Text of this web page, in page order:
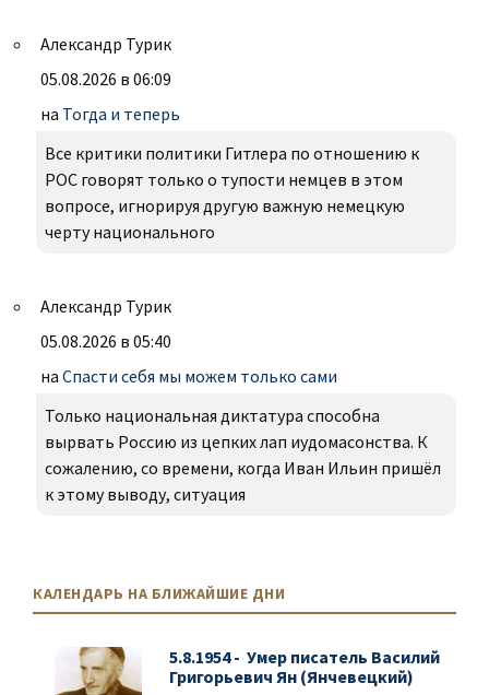
Александр Турик
05.08.2026 в 06:09
на Тогда и теперь
Все критики политики Гитлера по отношению к
РОС говорят только о тупости немцев в этом
вопросе, игнорируя другую важную немецкую
черту национального
Александр Турик
05.08.2026 в 05:40
на Спасти себя мы можем только сами
Только национальная диктатура способна
вырвать Россию из цепких лап иудомасонства. К
сожалению, со времени, когда Иван Ильин пришёл
к этому выводу, ситуация
КАЛЕНДАРЬ НА БЛИЖАЙШИЕ ДНИ
5.8.1954 - Умер писатель Василий
Григорьевич Ян (Янчевецкий)